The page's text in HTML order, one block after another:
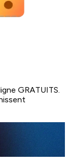
GRATUITS.